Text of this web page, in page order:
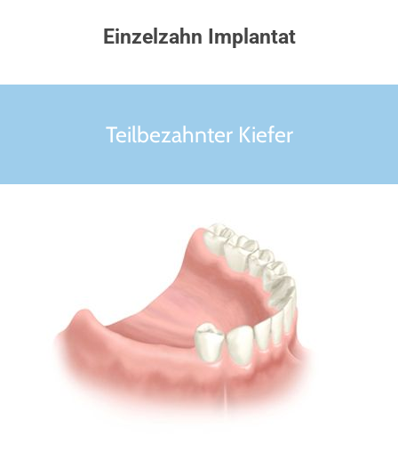
Einzelzahn Implantat
Teilbezahnter Kiefer